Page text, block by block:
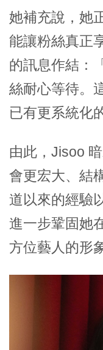
她補充說，她
能讓粉絲真正
的訊息作結：
絲耐心等待。
已有更系統化
由此，Jisoo
會更宏大、結
道以來的經驗
進一步鞏固她
方位藝人的形